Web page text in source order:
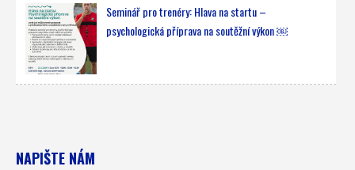
Seminář pro trenéry: Hlava na startu –
psychologická příprava na soutěžní výkon ￼
NAPIŠTE NÁM